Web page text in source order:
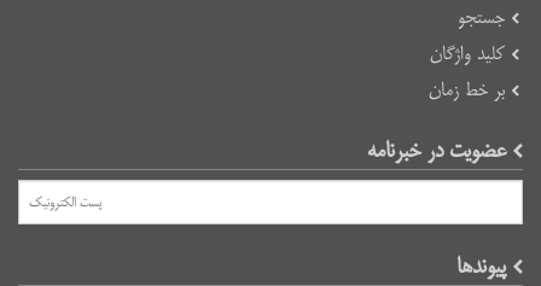
جستجو
کلید واژگان
بر خط زمان
عضویت در خبرنامه
پیوند‌ها